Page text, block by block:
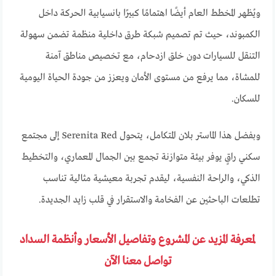
ويُظهر المخطط العام أيضًا اهتمامًا كبيرًا بانسيابية الحركة داخل
الكمبوند، حيث تم تصميم شبكة طرق داخلية منظمة تضمن سهولة
التنقل للسيارات دون خلق ازدحام، مع تخصيص مناطق آمنة
للمشاة، مما يرفع من مستوى الأمان ويعزز من جودة الحياة اليومية
للسكان.
وبفضل هذا الماستر بلان المتكامل، يتحول Serenita Red إلى مجتمع
سكني راقٍ يوفر بيئة متوازنة تجمع بين الجمال المعماري، والتخطيط
الذكي، والراحة النفسية، ليقدم تجربة معيشية مثالية تناسب
تطلعات الباحثين عن الفخامة والاستقرار في قلب زايد الجديدة.
لمعرفة المزيد عن المشروع وتفاصيل الأسعار وأنظمة السداد
تواصل معنا الآن